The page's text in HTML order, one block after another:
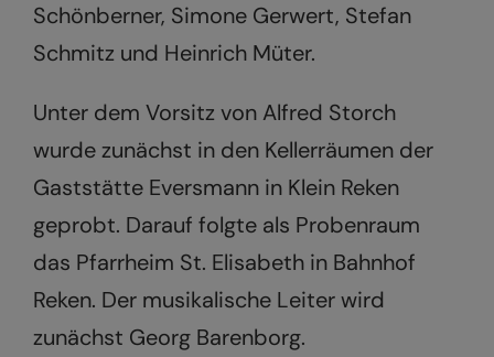
Schönberner, Simone Gerwert, Stefan
Schmitz und Heinrich Müter.
Unter dem Vorsitz von Alfred Storch
wurde zunächst in den Kellerräumen der
Gaststätte Eversmann in Klein Reken
geprobt. Darauf folgte als Probenraum
das Pfarrheim St. Elisabeth in Bahnhof
Reken. Der musikalische Leiter wird
zunächst Georg Barenborg.